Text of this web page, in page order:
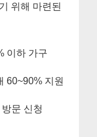
위해 마련된
이하 가구
60~90% 지원
문 신청